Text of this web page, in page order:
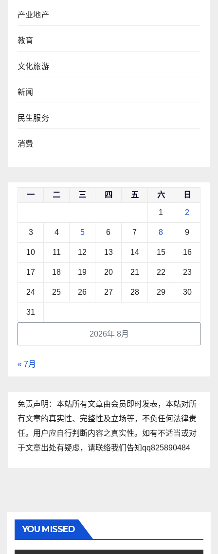
产业地产
教育
文化旅游
新闻
民生服务
消费
2026年 8月
一 二 三 四 五 六 日
1 2
3 4 5 6 7 8 9
10 11 12 13 14 15 16
17 18 19 20 21 22 23
24 25 26 27 28 29 30
31
« 7月
免责声明：本站所有文章由会员即时发表，本站对所
有文章的真实性、完整性及立场等，不负任何法律责
任。用户应自行判断内容之真实性。如有不适当或对
于文章出处有疑虑，请联络我们告知qq825890484
YOU MISSED